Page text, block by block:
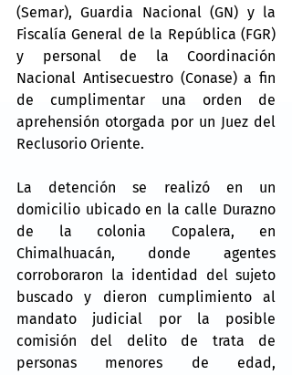
(Semar), Guardia Nacional (GN) y la
Fiscalía General de la República (FGR)
y personal de la Coordinación
Nacional Antisecuestro (Conase) a fin
de cumplimentar una orden de
aprehensión otorgada por un Juez del
Reclusorio Oriente.
La detención se realizó en un
domicilio ubicado en la calle Durazno
de la colonia Copalera, en
Chimalhuacán, donde agentes
corroboraron la identidad del sujeto
buscado y dieron cumplimiento al
mandato judicial por la posible
comisión del delito de trata de
personas menores de edad,